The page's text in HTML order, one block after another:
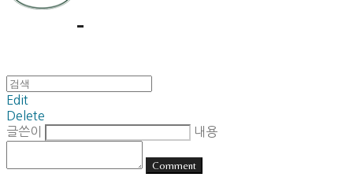
Edit
Delete
글쓴이
내용
Comment